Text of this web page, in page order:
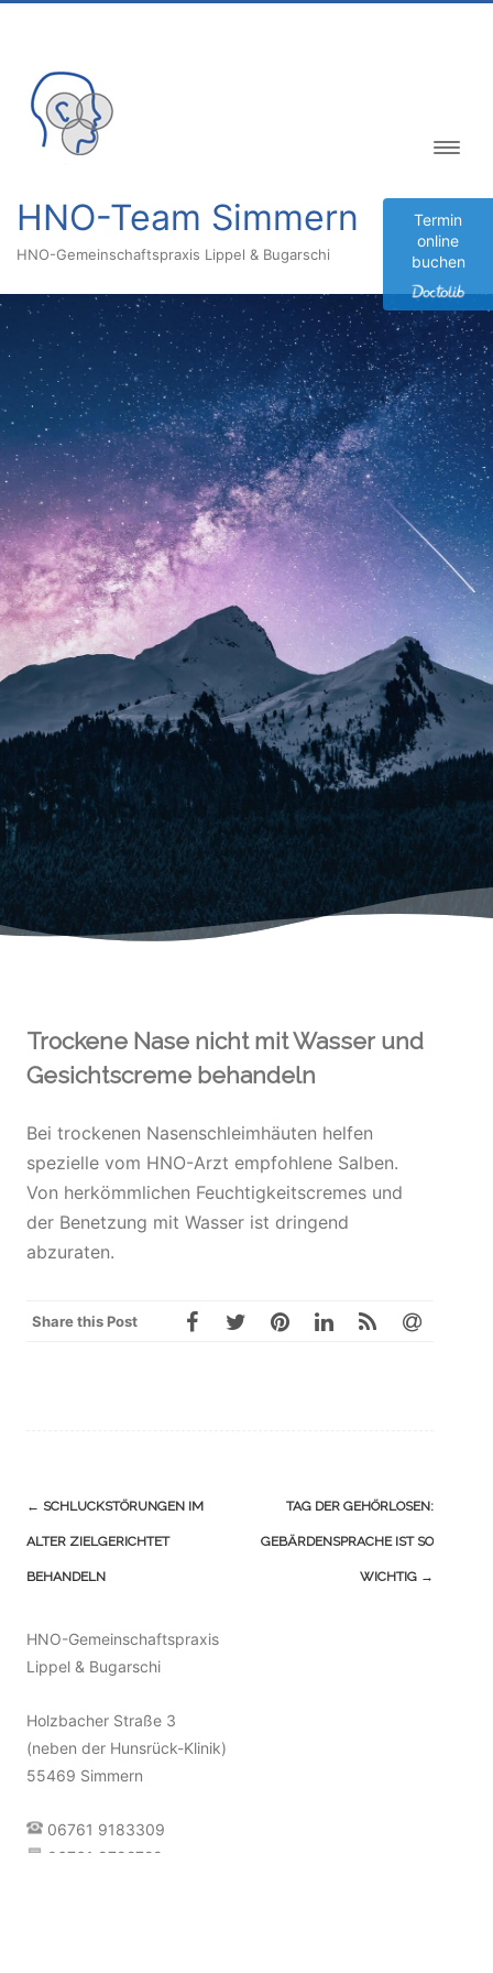
Termin
online
buchen
HNO-Team Simmern
HNO-Gemeinschaftspraxis Lippel & Bugarschi
Trockene Nase nicht mit Wasser und
Gesichtscreme behandeln
Bei trockenen Nasenschleimhäuten helfen
spezielle vom HNO-Arzt empfohlene Salben.
Von herkömmlichen Feuchtigkeitscremes und
der Benetzung mit Wasser ist dringend
abzuraten.
Share this Post
Navigation
(Beiträge)
← SCHLUCKSTÖRUNGEN IM
ALTER ZIELGERICHTET
BEHANDELN
TAG DER GEHÖRLOSEN:
GEBÄRDENSPRACHE IST SO
WICHTIG →
HNO-Gemeinschaftspraxis
Lippel & Bugarschi
Holzbacher Straße 3
(neben der Hunsrück-Klinik)
55469 Simmern
06761 9183309
06761 9792722